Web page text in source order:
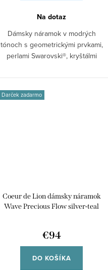
Na dotaz
Dámsky náramok v modrých
tónoch s geometrickými prvkami,
perlami Swarovski®, kryštálmi
Darček zadarmo
Coeur de Lion dámsky náramok
Wave Precious Flow silver-teal
€94
DO KOŠÍKA